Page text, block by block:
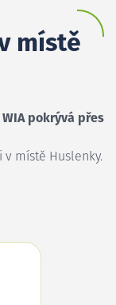
místě
pokrývá přes
v místě Huslenky.